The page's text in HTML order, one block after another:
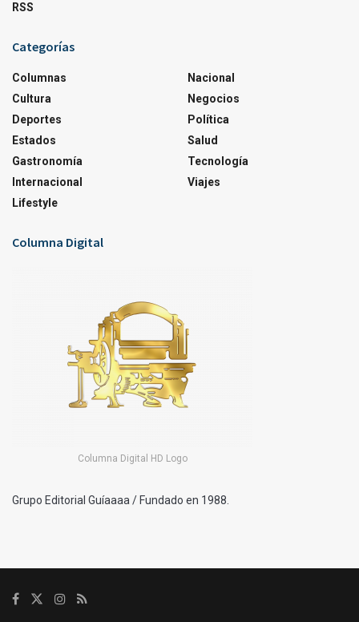
RSS
Categorías
Columnas
Cultura
Deportes
Estados
Gastronomía
Internacional
Lifestyle
Nacional
Negocios
Política
Salud
Tecnología
Viajes
Columna Digital
Columna Digital HD Logo
Grupo Editorial Guíaaaa / Fundado en 1988.